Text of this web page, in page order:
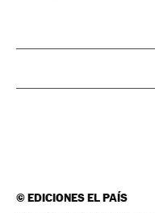
©EDICIONES EL PAÍS